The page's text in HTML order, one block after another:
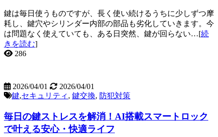
鍵は毎日使うものですが、長く使い続けるうちに少しずつ摩
耗し、鍵穴やシリンダー内部の部品も劣化していきます。今
は問題なく使えていても、ある日突然、鍵が回らない…[続
きを読む]
286
2026/04/01
2026/04/01
鍵,セキュリティ , 鍵交換, 防犯対策
毎日の鍵ストレスを解消！AI搭載スマートロック
で叶える安心・快適ライフ